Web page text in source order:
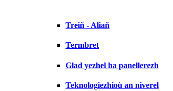
Treiñ - Aliañ
Termbret
Glad yezhel ha panellerezh
Teknologiezhioù an niverel